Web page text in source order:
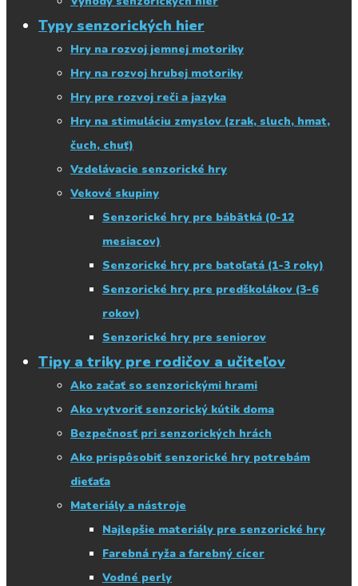
Typy senzorických hier
Hry na rozvoj jemnej motoriky
Hry na rozvoj hrubej motoriky
Hry pre rozvoj reči a jazyka
Hry na stimuláciu zmyslov (zrak, sluch, hmat,
čuch, chuť)
Vzdelávacie senzorické hry
Vekové skupiny
Senzorické hry pre bábätká (0-12
mesiacov)
Senzorické hry pre batoľatá (1-3 roky)
Senzorické hry pre predškolákov (3-6
rokov)
Senzorické hry pre seniorov
Tipy a triky pre rodičov a učiteľov
Ako začať so senzorickými hrami
Ako vytvoriť senzorický kútik doma
Bezpečnosť pri senzorických hrách
Ako prispôsobiť senzorické hry potrebám
dieťaťa
Materiály a nástroje
Najlepšie materiály pre senzorické hry
Farebná ryža a farebný cícer
Vodné perly